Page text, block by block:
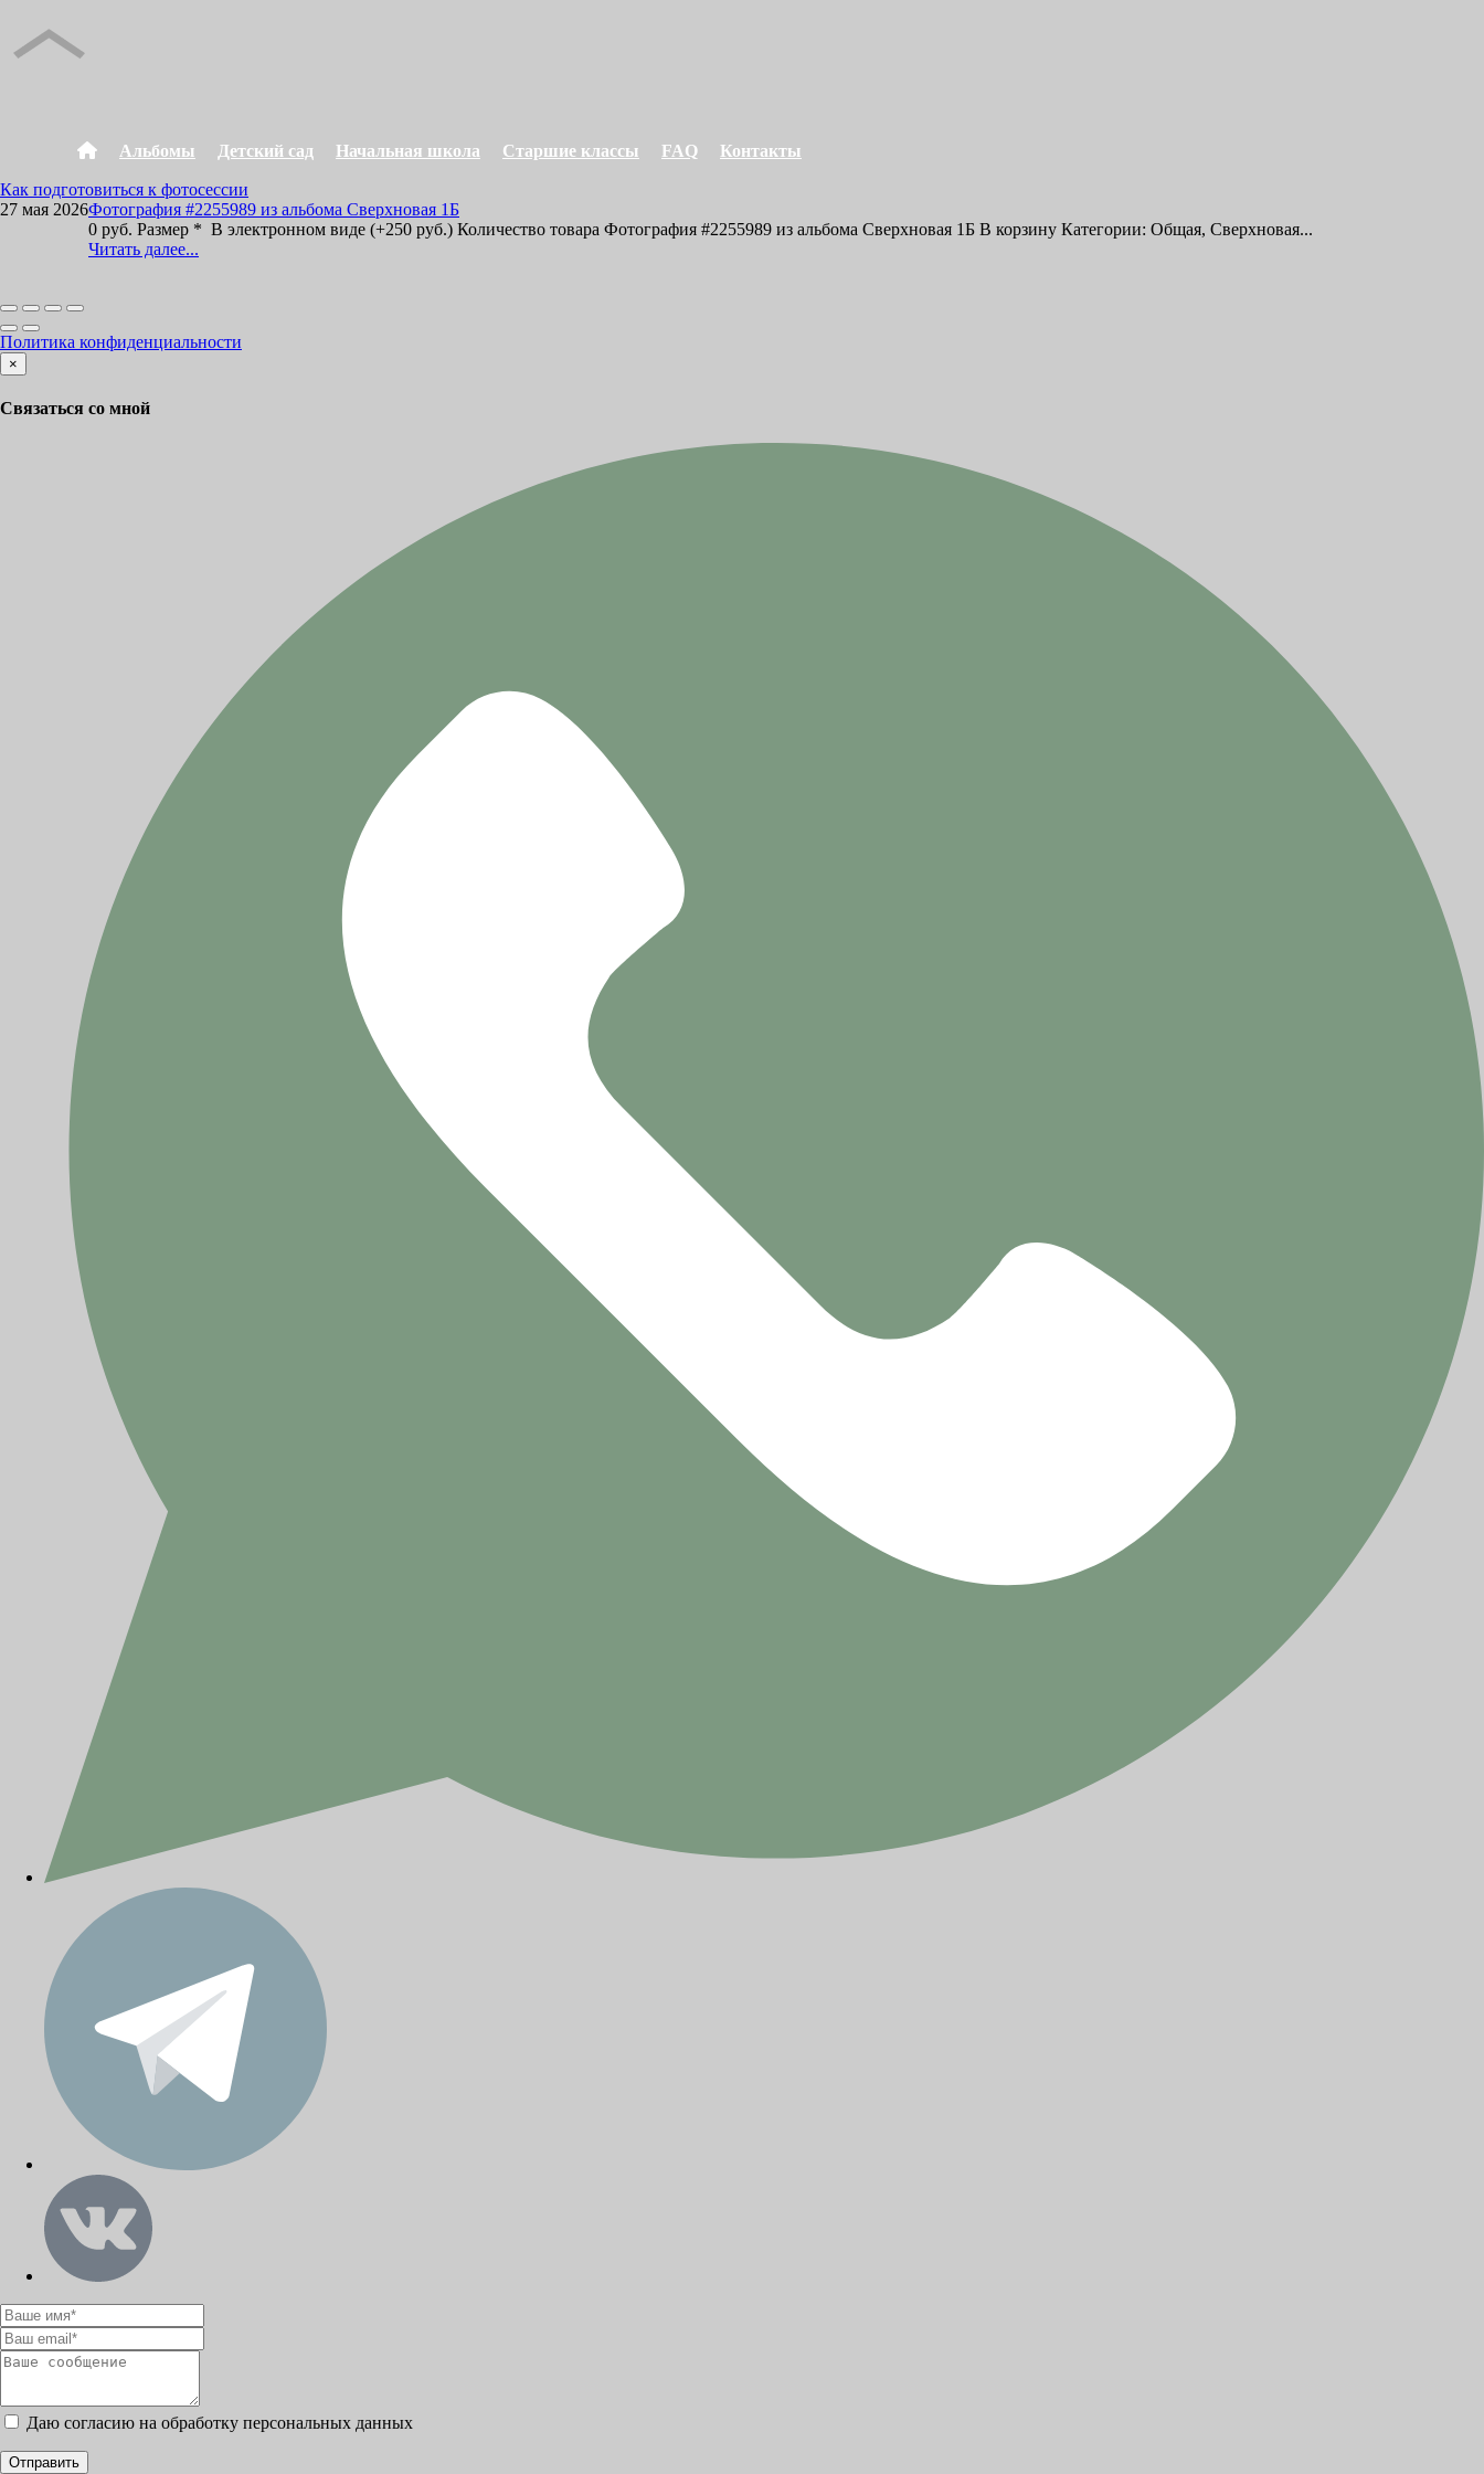
Альбомы Детский сад Начальная школа Старшие классы FAQ Контакты
Как подготовиться к фотосессии
27 мая 2026Фотография #2255989 из альбома Сверхновая 1Б
0 руб. Размер * В электронном виде (+250 руб.) Количество товара Фотография #2255989 из альбома Сверхновая 1Б В корзину Категории: Общая, Сверхновая...
Читать далее...
Политика конфиденциальности
×
Связаться со мной
Даю согласию на обработку персональных данных
Отправить